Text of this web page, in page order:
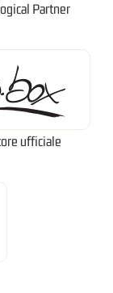
Partner
ufficiale